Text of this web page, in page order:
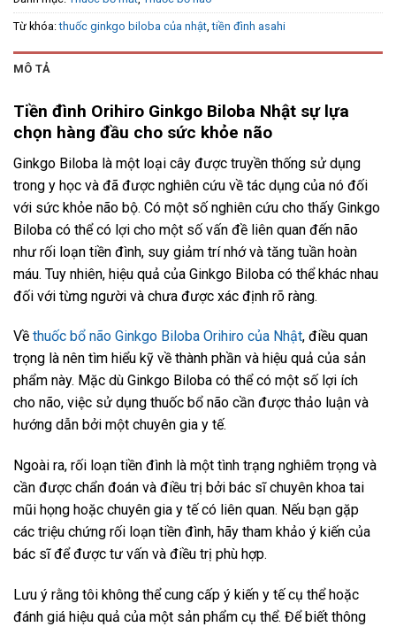
Từ khóa:thuốc ginkgo biloba của nhật,tiền đình asahi
MÔ TẢ
Tiền đình Orihiro Ginkgo Biloba Nhật sự lựa
chọn hàng đầu cho sức khỏe não
Ginkgo Biloba là một loại cây được truyền thống sử dụng
trong y học và đã được nghiên cứu về tác dụng của nó đối
với sức khỏe não bộ. Có một số nghiên cứu cho thấy Ginkgo
Biloba có thể có lợi cho một số vấn đề liên quan đến não
như rối loạn tiền đình, suy giảm trí nhớ và tăng tuần hoàn
máu. Tuy nhiên, hiệu quả của Ginkgo Biloba có thể khác nhau
đối với từng người và chưa được xác định rõ ràng.
Về thuốc bổ não Ginkgo Biloba Orihiro của Nhật, điều quan
trọng là nên tìm hiểu kỹ về thành phần và hiệu quả của sản
phẩm này. Mặc dù Ginkgo Biloba có thể có một số lợi ích
cho não, việc sử dụng thuốc bổ não cần được thảo luận và
hướng dẫn bởi một chuyên gia y tế.
Ngoài ra, rối loạn tiền đình là một tình trạng nghiêm trọng và
cần được chẩn đoán và điều trị bởi bác sĩ chuyên khoa tai
mũi họng hoặc chuyên gia y tế có liên quan. Nếu bạn gặp
các triệu chứng rối loạn tiền đình, hãy tham khảo ý kiến ​​của
bác sĩ để được tư vấn và điều trị phù hợp.
Lưu ý rằng tôi không thể cung cấp ý kiến ​​y tế cụ thể hoặc
đánh giá hiệu quả của một sản phẩm cụ thể. Để biết thông